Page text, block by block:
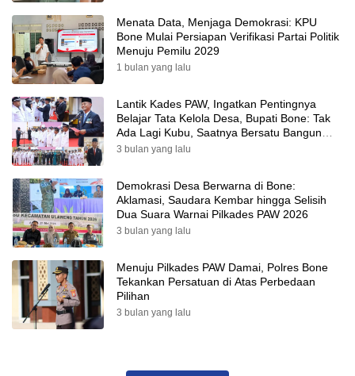
Menata Data, Menjaga Demokrasi: KPU
Bone Mulai Persiapan Verifikasi Partai Politik
Menuju Pemilu 2029
1 bulan yang lalu
Lantik Kades PAW, Ingatkan Pentingnya
Belajar Tata Kelola Desa, Bupati Bone: Tak
Ada Lagi Kubu, Saatnya Bersatu Bangun
Desa
3 bulan yang lalu
Demokrasi Desa Berwarna di Bone:
Aklamasi, Saudara Kembar hingga Selisih
Dua Suara Warnai Pilkades PAW 2026
3 bulan yang lalu
Menuju Pilkades PAW Damai, Polres Bone
Tekankan Persatuan di Atas Perbedaan
Pilihan
3 bulan yang lalu